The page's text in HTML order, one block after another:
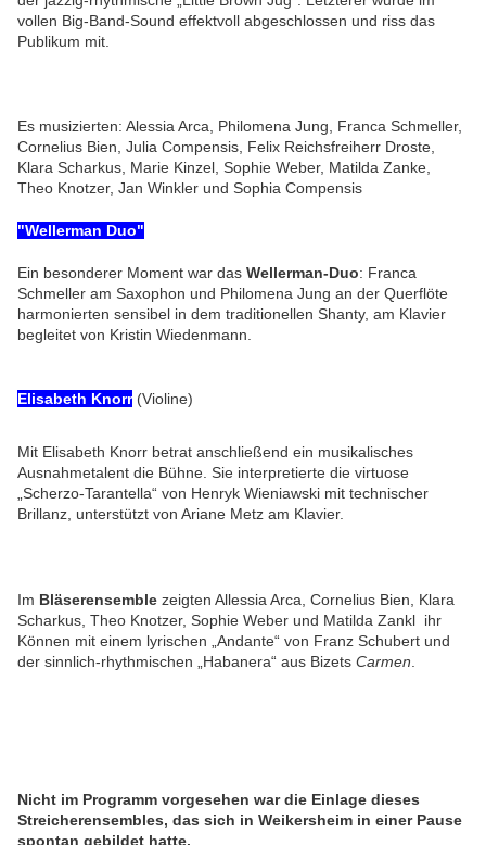
vollen Big-Band-Sound effektvoll abgeschlossen und riss das
Publikum mit.
Es musizierten: Alessia Arca, Philomena Jung, Franca Schmeller,
Cornelius Bien, Julia Compensis, Felix Reichsfreiherr Droste,
Klara Scharkus, Marie Kinzel, Sophie Weber, Matilda Zanke,
Theo Knotzer, Jan Winkler und Sophia Compensis
"Wellerman Duo"
Ein besonderer Moment war das Wellerman-Duo: Franca
Schmeller am Saxophon und Philomena Jung an der Querflöte
harmonierten sensibel in dem traditionellen Shanty, am Klavier
begleitet von Kristin Wiedenmann.
Elisabeth Knorr (Violine)
Mit Elisabeth Knorr betrat anschließend ein musikalisches
Ausnahmetalent die Bühne. Sie interpretierte die virtuose
„Scherzo-Tarantella“ von Henryk Wieniawski mit technischer
Brillanz, unterstützt von Ariane Metz am Klavier.
Im Bläserensemble zeigten Allessia Arca, Cornelius Bien, Klara
Scharkus, Theo Knotzer, Sophie Weber und Matilda Zankl ihr
Können mit einem lyrischen „Andante“ von Franz Schubert und
der sinnlich-rhythmischen „Habanera“ aus Bizets Carmen
Nicht im Programm vorgesehen war die Einlage dieses
Streicherensembles, das sich in Weikersheim in einer Pause
spontan gebildet hatte.